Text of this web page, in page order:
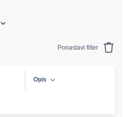
Ponastavi filter
Opis